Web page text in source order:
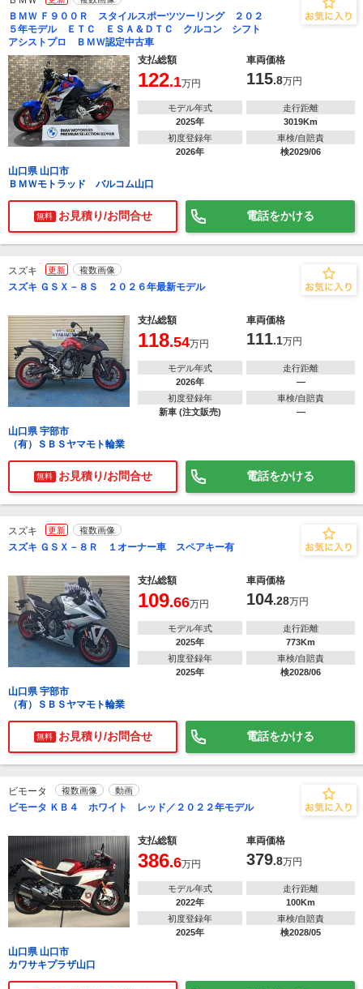
ＢＭＷ Ｆ９００Ｒ スタイルスポーツツーリング ２０２
５年モデル ＥＴＣ ＥＳＡ＆ＤＴＣ クルコン シフト
アシストプロ ＢＭＷ認定中古車
支払総額
車両価格
122.1万円 115.8万円
モデル年式
2025年
走行距離
3019Km
初度登録年
2026年
車検/自賠責
検2029/06
山口県 山口市
ＢＭＷモトラッド バルコム山口
無料 お見積り/お問合せ 電話をかける
スズキ 更新 複数画像
スズキ ＧＳＸ－８Ｓ ２０２６年最新モデル
支払総額 車両価格
118.54万円 111.1万円
モデル年式
2026年
走行距離
―
初度登録年
新車 (注文販売)
車検/自賠責
―
山口県 宇部市
（有）ＳＢＳヤマモト輪業
無料 お見積り/お問合せ 電話をかける
スズキ 更新 複数画像
スズキ ＧＳＸ－８Ｒ １オーナー車 スペアキー有
支払総額 車両価格
109.66万円 104.28万円
モデル年式
2025年
走行距離
773Km
初度登録年
2025年
車検/自賠責
検2028/06
山口県 宇部市
（有）ＳＢＳヤマモト輪業
無料 お見積り/お問合せ 電話をかける
ビモータ 複数画像 動画
ビモータ ＫＢ４ ホワイト レッド／２０２２年モデル
支払総額 車両価格
386.6万円 379.8万円
モデル年式
2022年
走行距離
100Km
初度登録年
2025年
車検/自賠責
検2028/05
山口県 山口市
カワサキプラザ山口